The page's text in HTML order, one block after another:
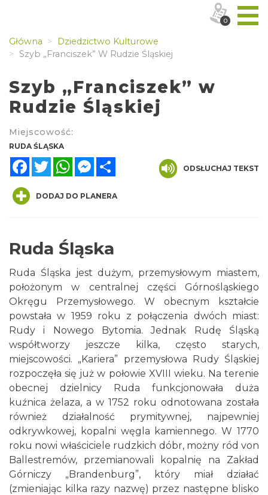
Główna
Dziedzictwo Kulturowe
Szyb „Franciszek” W Rudzie Śląskiej
Szyb „Franciszek” w
Rudzie Śląskiej
Miejscowość:
RUDA ŚLĄSKA
FacebookTwitterWhatsAppMessenger
ODSŁUCHAJ TEKST
DODAJ DO PLANERA
Ruda Śląska
Ruda Śląska jest dużym, przemysłowym miastem,
położonym w centralnej części Górnośląskiego
Okręgu Przemysłowego. W obecnym kształcie
powstała w 1959 roku z połączenia dwóch miast:
Rudy i Nowego Bytomia. Jednak Rudę Śląską
współtworzy jeszcze kilka, często starych,
miejscowości. „Kariera” przemysłowa Rudy Śląskiej
rozpoczęła się już w połowie XVIII wieku. Na terenie
obecnej dzielnicy Ruda funkcjonowała duża
kuźnica żelaza, a w 1752 roku odnotowana została
również działalność prymitywnej, najpewniej
odkrywkowej, kopalni węgla kamiennego. W 1770
roku nowi właściciele rudzkich dóbr, możny ród von
Ballestremów, przemianowali kopalnię na Zakład
Górniczy „Brandenburg”, który miał działać
(zmieniając kilka razy nazwę) przez następne blisko
0